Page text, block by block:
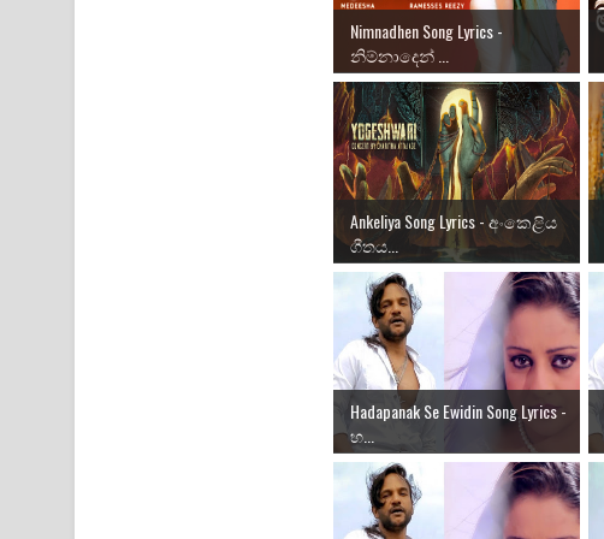
Nimnadhen Song Lyrics -
නිම්නාදෙන් ...
Ankeliya Song Lyrics - අංකෙළිය
ගීතය...
Hadapanak Se Ewidin Song Lyrics -
හ...